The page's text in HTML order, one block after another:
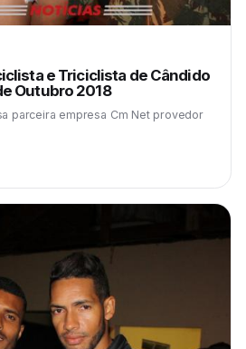
e Triciclista de Cândido
Outubro 2018
parceira empresa Cm Net provedor